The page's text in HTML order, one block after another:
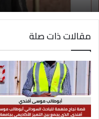
مقالات ذات صلة